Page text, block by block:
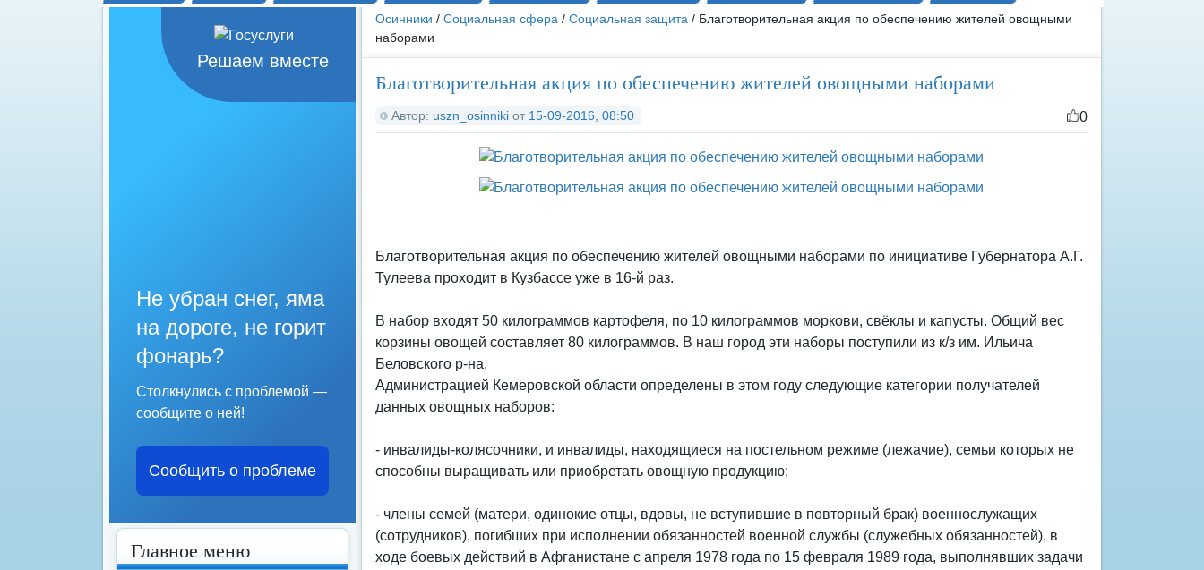
Осинники / Социальная сфера / Социальная защита / Благотворительная акция по обеспечению жителей овощными
наборами
Благотворительная акция по обеспечению жителей овощными наборами
Автор: uszn_osinniki от 15-09-2016, 08:50 0
Благотворительная акция по обеспечению жителей овощными наборами по инициативе Губернатора А.Г.
Тулеева проходит в Кузбассе уже в 16-й раз.
В набор входят 50 килограммов картофеля, по 10 килограммов моркови, свёклы и капусты. Общий вес
корзины овощей составляет 80 килограммов. В наш город эти наборы поступили из к/з им. Ильича
Беловского р-на.
Администрацией Кемеровской области определены в этом году следующие категории получателей
данных овощных наборов:
- инвалиды-колясочники, и инвалиды, находящиеся на постельном режиме (лежачие), семьи которых не
способны выращивать или приобретать овощную продукцию;
- члены семей (матери, одинокие отцы, вдовы, не вступившие в повторный брак) военнослужащих
(сотрудников), погибших при исполнении обязанностей военной службы (служебных обязанностей), в
ходе боевых действий в Афганистане с апреля 1978 года по 15 февраля 1989 года, выполнявших задачи
Решаем вместе
Не убран снег, яма
на дороге, не горит
фонарь?
Столкнулись с проблемой —
сообщите о ней!
Сообщить о проблеме
Главное меню